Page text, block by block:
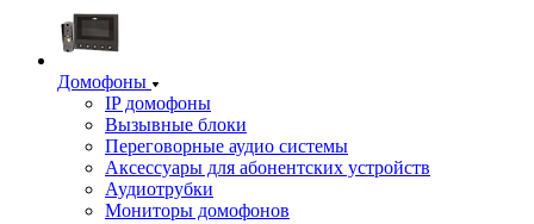
Домофоны
IP домофоны
Вызывные блоки
Переговорные аудио системы
Аксессуары для абонентских устройств
Аудиотрубки
Мониторы домофонов